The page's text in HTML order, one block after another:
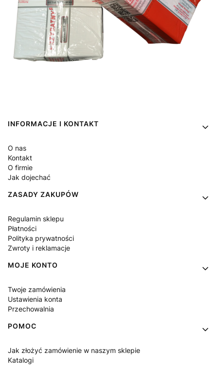
Linki w stopce
INFORMACJE I KONTAKT
O nas
Kontakt
O firmie
Jak dojechać
ZASADY ZAKUPÓW
Regulamin sklepu
Płatności
Polityka prywatności
Zwroty i reklamacje
MOJE KONTO
Twoje zamówienia
Ustawienia konta
Przechowalnia
POMOC
Jak złożyć zamówienie w naszym sklepie
Katalogi